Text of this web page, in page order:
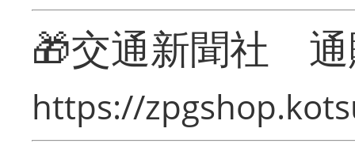
🎁交通新聞社
https://